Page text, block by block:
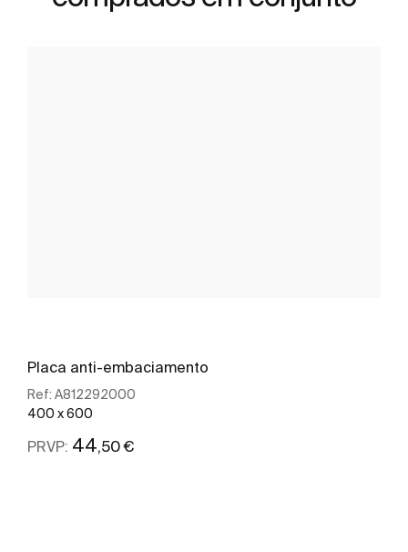
Placa anti-embaciamento
Ref: A812292000
400 x 600
PRVP: 44,50 €